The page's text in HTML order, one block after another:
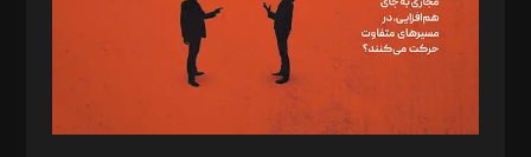
فیلمبرداری و عکاسی: امیر شفیعی، مانی لطفی زاده
گرافیک و صفحه‌آرایی: سید‌سبحان‌علی ثابت
مد‌یر توسعه تجاری: کامبیز برید‌
امور مالی: شاپور رهبری، محمد‌ کاظمی‌نیا